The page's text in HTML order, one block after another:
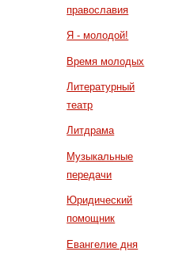
православия
Я - молодой!
Время молодых
Литературный
театр
Литдрама
Музыкальные
передачи
Юридический
помощник
Евангелие дня